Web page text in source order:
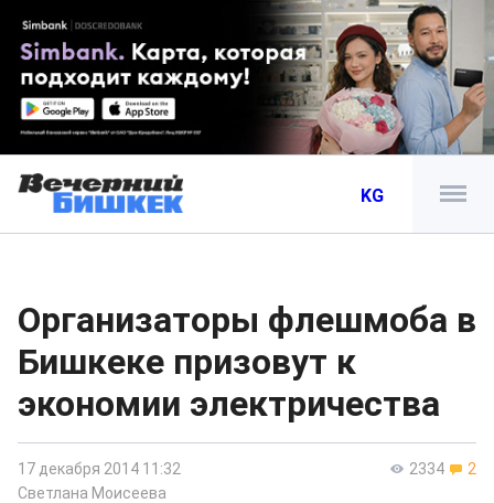
KG
Организаторы флешмоба в
Бишкеке призовут к
экономии электричества
2334 2
17 декабря 2014 11:32
Светлана Моисеева